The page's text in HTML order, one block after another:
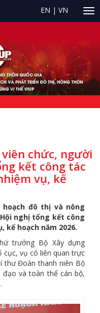
EN | VN
chức, người
kết công tác
vụ, kế
hoạch đô thị và nông
nghị tổng kết công
kế hoạch năm 2026.
trưởng Bộ Xây dựng
cục, vụ có liên quan trực
thư Đoàn thanh niên Bộ
đạo và toàn thể cán bộ,